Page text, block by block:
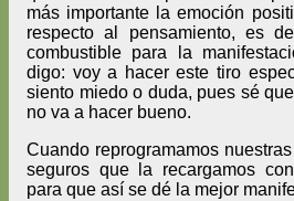
más importante la emoción
respecto al pensamiento, es
combustible para la
digo: voy a hacer este tiro
siento miedo o duda, pues sé
no va a hacer bueno.
Cuando reprogramamos
seguros que la recargamos
para que así se dé la mejor